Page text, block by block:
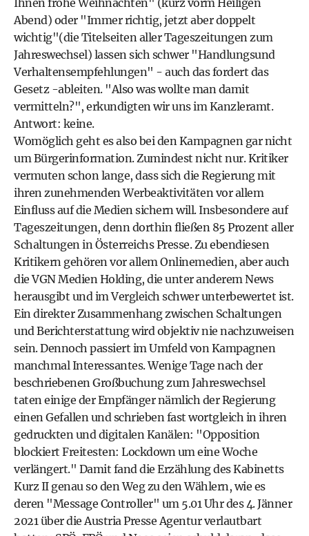
Ihnen frohe Weihnachten" (kurz vorm Heiligen
Abend) oder "Immer richtig, jetzt aber doppelt
wichtig"(die Titelseiten aller Tageszeitungen zum
Jahreswechsel) lassen sich schwer "Handlungsund
Verhaltensempfehlungen" - auch das fordert das
Gesetz -ableiten. "Also was wollte man damit
vermitteln?", erkundigten wir uns im Kanzleramt.
Antwort: keine.
Womöglich geht es also bei den Kampagnen gar nicht
um Bürgerinformation. Zumindest nicht nur. Kritiker
vermuten schon lange, dass sich die Regierung mit
ihren zunehmenden Werbeaktivitäten vor allem
Einfluss auf die Medien sichern will. Insbesondere auf
Tageszeitungen, denn dorthin fließen 85 Prozent aller
Schaltungen in Österreichs Presse. Zu ebendiesen
Kritikern gehören vor allem Onlinemedien, aber auch
die VGN Medien Holding, die unter anderem News
herausgibt und im Vergleich schwer unterbewertet ist.
Ein direkter Zusammenhang zwischen Schaltungen
und Berichterstattung wird objektiv nie nachzuweisen
sein. Dennoch passiert im Umfeld von Kampagnen
manchmal Interessantes. Wenige Tage nach der
beschriebenen Großbuchung zum Jahreswechsel
taten einige der Empfänger nämlich der Regierung
einen Gefallen und schrieben fast wortgleich in ihren
gedruckten und digitalen Kanälen: "Opposition
blockiert Freitesten: Lockdown um eine Woche
verlängert." Damit fand die Erzählung des Kabinetts
Kurz II genau so den Weg zu den Wählern, wie es
deren "Message Controller" um 5.01 Uhr des 4. Jänner
2021 über die Austria Presse Agentur verlautbart